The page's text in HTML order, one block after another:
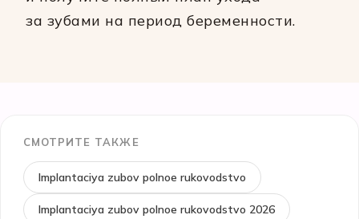
за зубами на период беременности.
СМОТРИТЕ ТАКЖЕ
Implantaciya zubov polnoe rukovodstvo
Implantaciya zubov polnoe rukovodstvo 2026